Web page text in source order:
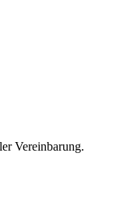
Vereinbarung.